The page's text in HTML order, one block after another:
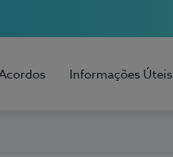
Informações Úteis